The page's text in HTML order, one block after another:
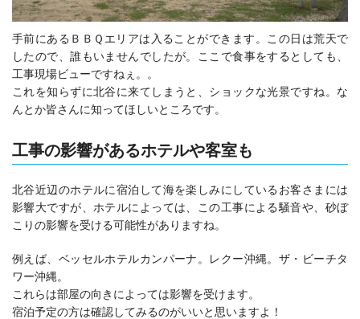
手前にあるＢＢＱエリアは入ることができます。この日は荒天で
したので、誰もいませんでしたが。ここで食事をするとしても、
工事現場ビューですねぇ。。
これを知らずに北谷に来てしまうと、ショックな光景ですね。な
んとか皆さんに知ってほしいところです。
工事の影響があるホテルや客室も
北谷近辺のホテルに宿泊して海を楽しみにしているお客さまには
影響大ですが、ホテルによっては、この工事による騒音や、砂ぼ
こりの影響を受ける可能性がありますね。
例えば、ベッセルホテルカンパーナ。レクー沖縄。ザ・ビーチタ
ワー沖縄。
これらは部屋の向きによっては影響を受けます。
宿泊予定の方は確認してみるのがいいと思いますよ！